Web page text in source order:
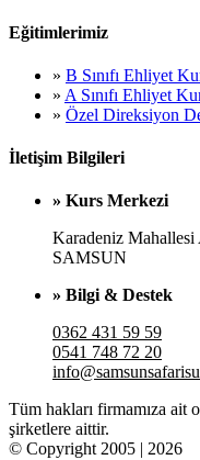
Eğitimlerimiz
» B Sınıfı Ehliyet
» A Sınıfı Ehliyet
» Özel Direksiyon
İletişim Bilgileri
» Kurs Merkezi
Karadeniz
SAMSUN
» Bilgi & Destek
0362 431 59 59
0541 748 72 20
Tüm hakları firmamıza
şirketlere aittir.
© Copyright 2005 | 2026